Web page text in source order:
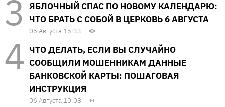
ЯБЛОЧНЫЙ СПАС ПО НОВОМУ КАЛЕНДАРЮ:
ЧТО БРАТЬ С СОБОЙ В ЦЕРКОВЬ 6 АВГУСТА
05 Августа 15:33
ЧТО ДЕЛАТЬ, ЕСЛИ ВЫ СЛУЧАЙНО
СООБЩИЛИ МОШЕННИКАМ ДАННЫЕ
БАНКОВСКОЙ КАРТЫ: ПОШАГОВАЯ
ИНСТРУКЦИЯ
06 Августа 10:08